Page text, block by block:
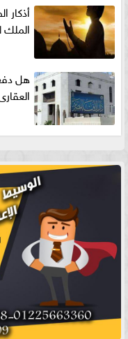
الملك
هل